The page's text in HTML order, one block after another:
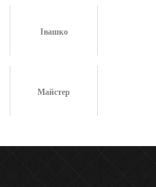
Івашко
Майстер